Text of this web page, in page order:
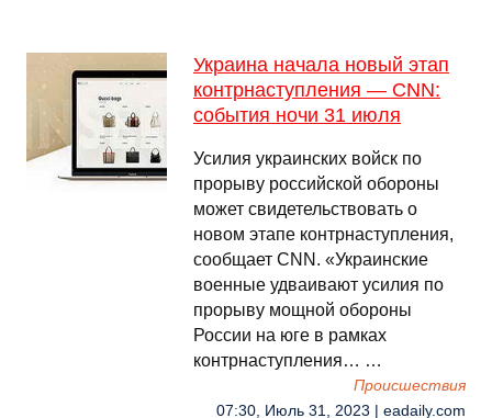
Украина начала новый этап
контрнаступления — CNN:
события ночи 31 июля
Усилия украинских войск по
прорыву российской обороны
может свидетельствовать о
новом этапе контрнаступления,
сообщает CNN. «Украинские
военные удваивают усилия по
прорыву мощной обороны
России на юге в рамках
контрнаступления… …
Происшествия
07:30, Июль 31, 2023 | eadaily.com